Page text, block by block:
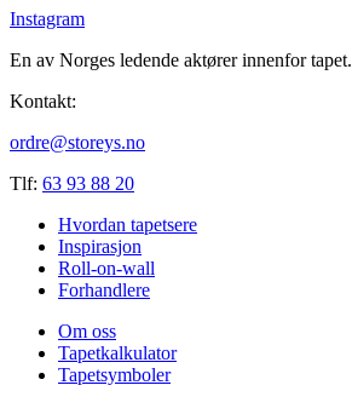
Instagram
En av Norges ledende aktører innenfor tapet.
Kontakt:
ordre@storeys.no
Tlf: 63 93 88 20
Hvordan tapetsere
Inspirasjon
Roll-on-wall
Forhandlere
Om oss
Tapetkalkulator
Tapetsymboler